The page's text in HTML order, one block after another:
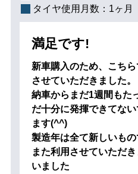
タイヤ使用月数： 1ヶ月
満足です!
新車購入のため、こち
させていただきました。
納車からまだ1週間もた
だ十分に発揮できてな
ます(^^)
製造年は全て新しいもの
また利用させていただ
いました